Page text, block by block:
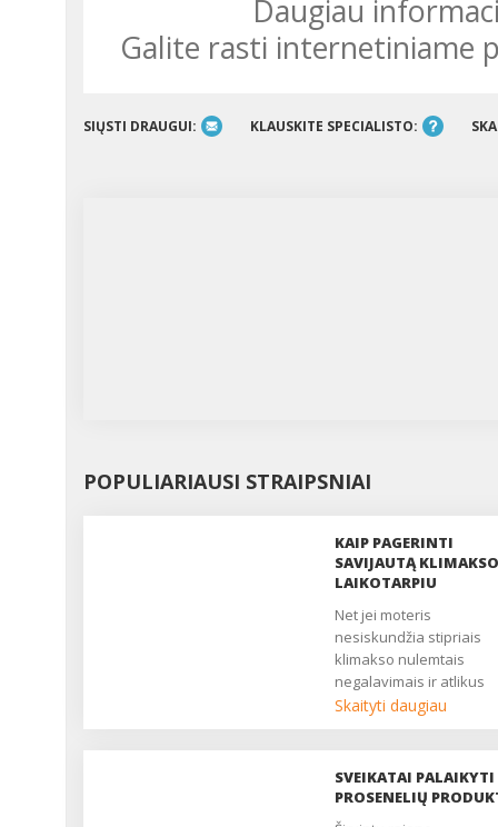
Daugiau
galite rasti internetiniame
SIŲSTI DRAUGUI: KLAUSKITE SPECIALISTO:
POPULIARIAUSI STRAIPSNIAI
KAIP PAGERINTI
SAVIJAUTĄ KLIMAKSO
LAIKOTARPIU
Net jei moteris
nesiskundžia stipriais
klimakso nulemtais
negalavimais ir atlikus
tyrimus nenustatyta
rekomenduoti išbandyti
balneoterapiją,
Skaityti daugiau
SVEIKATAI PALAIKYTI
PROSENELIŲ